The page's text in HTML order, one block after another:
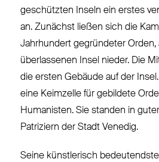
geschützten Inseln ein erstes
an. Zunächst ließen sich die
Jahrhundert gegründeter Orden,
überlassenen Insel nieder. Die
die ersten Gebäude auf der
eine Keimzelle für gebildete
Humanisten. Sie standen in
Patriziern der Stadt Venedig.
Seine künstlerisch